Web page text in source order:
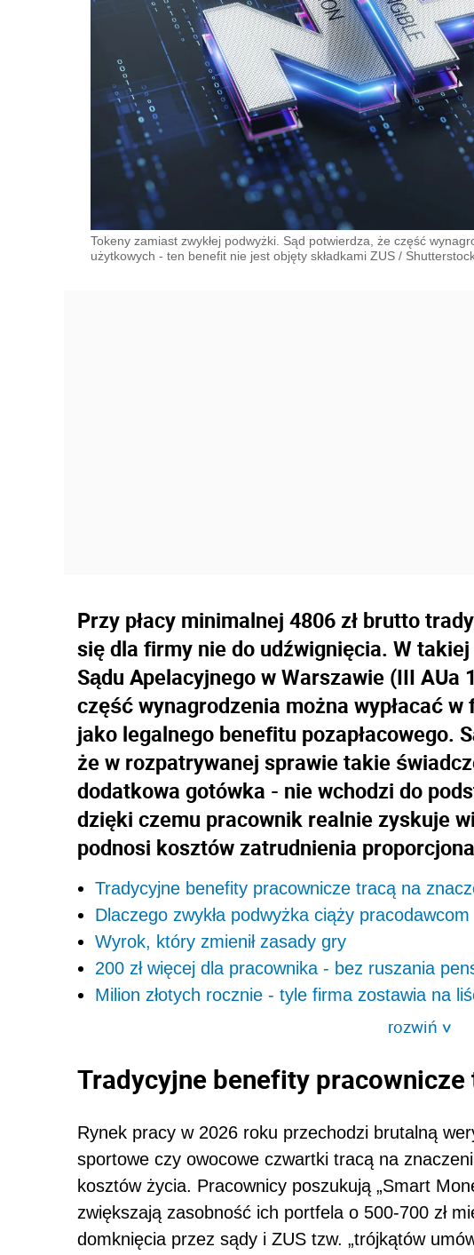
Tokeny zamiast zwykłej podwyżki. Sąd potwierdza, że część
użytkowych - ten benefit nie jest objęty składkami ZUS /
Przy płacy minimalnej 4806 zł brutto
się dla firmy nie do udźwignięcia. W
Sądu Apelacyjnego w Warszawie (III
część wynagrodzenia można wypłacać
jako legalnego benefitu pozapłacowego.
że w rozpatrywanej sprawie takie
dodatkowa gotówka - nie wchodzi do
dzięki czemu pracownik realnie zyskuje
podnosi kosztów zatrudnienia
Tradycyjne benefity pracownicze tracą na
Dlaczego zwykła podwyżka ciąży pracodawcom
Wyrok, który zmienił zasady gry
200 zł więcej dla pracownika - bez ruszania
Milion złotych rocznie - tyle firma zostawia na
rozwiń>
Tradycyjne benefity pracownicze
Rynek pracy w 2026 roku przechodzi brutalną
sportowe czy owocowe czwartki tracą na
kosztów życia. Pracownicy poszukują „Smart
zwiększają zasobność ich portfela o 500-700 zł
domknięcia przez sądy i ZUS tzw. „trójkątów